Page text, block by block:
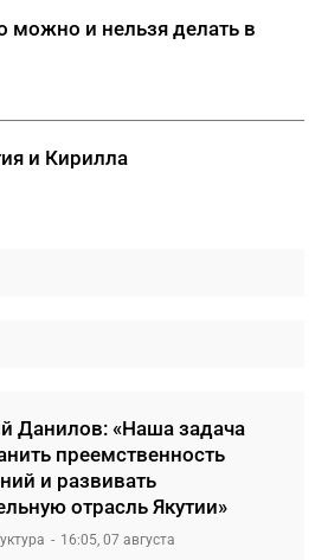
можно и нельзя делать в
и Кирилла
Данилов: «Наша задача
преемственность
и развивать
отрасль Якутии»
16:05, 07 августа